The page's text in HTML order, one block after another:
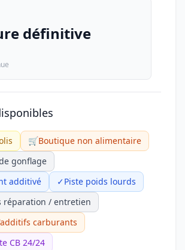
définitive
🛒Boutique non alimentaire
gonflage
additivé ✓Piste poids lourds
réparation / entretien
carburants
CB 24/24